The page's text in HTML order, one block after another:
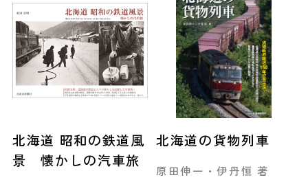
北海道 昭和の鉄道風
景 懐かしの汽車旅
北海道の貨物列車
原田伸一・伊丹恒 著